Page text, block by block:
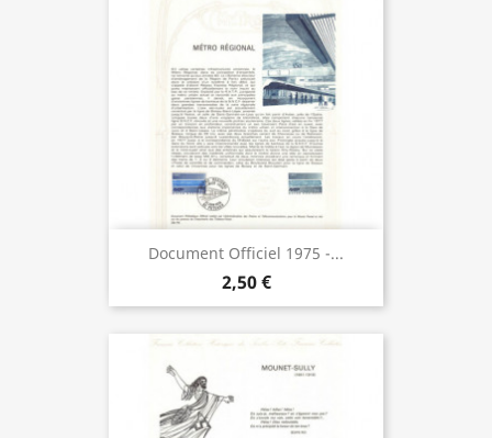
Document Officiel 1975 -...
2,50 €